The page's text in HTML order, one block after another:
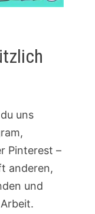
uns
Pinterest –
anderen,
und